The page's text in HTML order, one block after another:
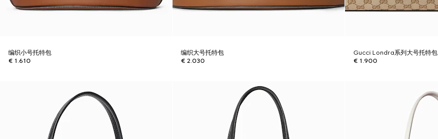
编织小号托特包
€ 1.610
编织大号托特包
€ 2.030
Gucci Londra系列大号托特包
€ 1.900